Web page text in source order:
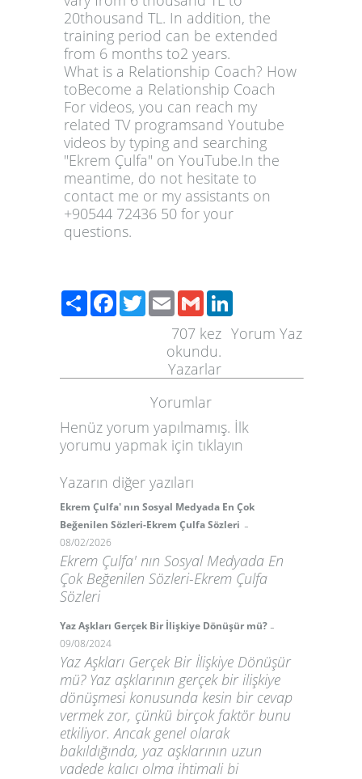
20thousand TL. In addition, the
training period can be extended
from 6 months to2 years.
What is a Relationship Coach? How
toBecome a Relationship Coach
For videos, you can reach my
related TV programsand Youtube
videos by typing and searching
"Ekrem Çulfa" on YouTube.In the
meantime, do not hesitate to
contact me or my assistants on
+90544 72436 50 for your
questions.
PaylaşFacebook
TwitterEmailGmail
Yorum Yaz
707 kez
okundu.
Yazarlar
Yorumlar
Henüz yorum yapılmamış. İlk
yorumu yapmak için tıklayın
Yazarın diğer yazıları
Ekrem Çulfa' nın Sosyal Medyada En Çok
Beğenilen Sözleri-Ekrem Çulfa Sözleri -
08/02/2026
Ekrem Çulfa' nın Sosyal Medyada En
Çok Beğenilen Sözleri-Ekrem Çulfa
Sözleri
Yaz Aşkları Gerçek Bir İlişkiye Dönüşür mü? -
09/08/2024
Yaz Aşkları Gerçek Bir İlişkiye Dönüşür
mü? Yaz aşklarının gerçek bir ilişkiye
dönüşmesi konusunda kesin bir cevap
vermek zor, çünkü birçok faktör bunu
etkiliyor. Ancak genel olarak
bakıldığında, yaz aşklarının uzun
vadede kalıcı olma ihtimali bi